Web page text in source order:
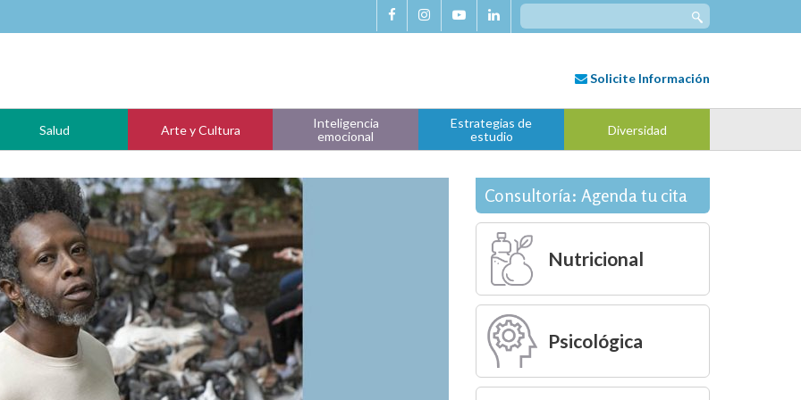
Search
for:
Solicite Información
Salud Arte y Cultura
Inteligencia
emocional
Estrategias de
estudio
Diversidad
Consultoría: Agenda tu cita
Nutricional
Psicológica